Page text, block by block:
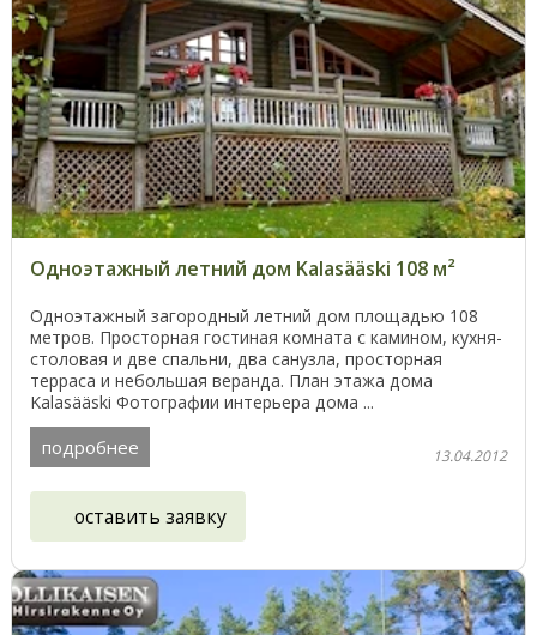
Одноэтажный летний дом Kalasääski 108 м²
Одноэтажный загородный летний дом площадью 108
метров. Просторная гостиная комната с камином, кухня-
столовая и две спальни, два санузла, просторная
терраса и небольшая веранда. План этажа дома
Kalasääski Фотографии интерьера дома ...
подробнее 13.04.2012
оставить заявку